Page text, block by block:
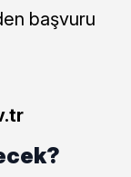
başvuru